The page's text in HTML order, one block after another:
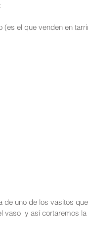
(es el que venden en
de uno de los vasitos
vaso  y así cortaremos